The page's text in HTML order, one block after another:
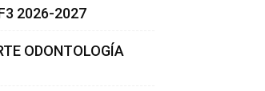
2026-2027
ODONTOLOGÍA